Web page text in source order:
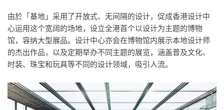
由於「基地」采用了开放式、无间隔的设计，促成香港设计中
心运用这个宽阔的场地，设立全港首个以设计为主题的博物
馆，容纳大型展品。设计中心亦会在博物馆内展示本地设计师
的杰出作品，以及定期举办不同主题的展览，涵盖普及文化、
时装、珠宝和玩具等不同的设计领域，吸引人流。